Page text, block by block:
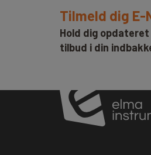
Tilmeld dig E-
Hold dig
tilbud i din